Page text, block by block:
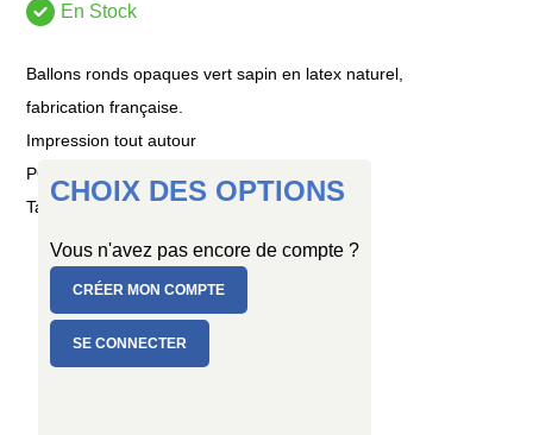
En Stock
Ballons ronds opaques vert sapin en latex naturel,
fabrication française.
Impression tout autour
PC de 8 ballons
Taille : Ø 30/34 cm
CHOIX DES OPTIONS
Vous n'avez pas encore de compte ?
CRÉER MON COMPTE
SE CONNECTER